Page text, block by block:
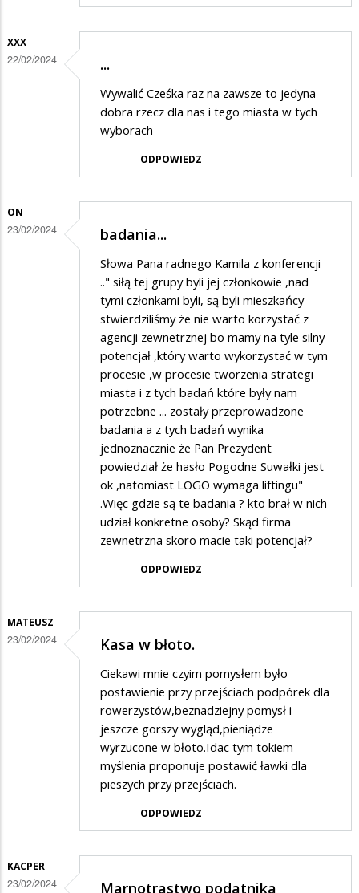
XXX
22/02/2024 ...
Wywalić Cześka raz na zawsze to jedyna
dobra rzecz dla nas i tego miasta w tych
wyborach
ODPOWIEDZ
ON
23/02/2024 badania...
Słowa Pana radnego Kamila z konferencji
.." siłą tej grupy byli jej członkowie ,nad
tymi członkami byli, są byli mieszkańcy
stwierdziliśmy że nie warto korzystać z
agencji zewnetrznej bo mamy na tyle silny
potencjał ,który warto wykorzystać w tym
procesie ,w procesie tworzenia strategi
miasta i z tych badań które były nam
potrzebne ... zostały przeprowadzone
badania a z tych badań wynika
jednoznacznie że Pan Prezydent
powiedział że hasło Pogodne Suwałki jest
ok ,natomiast LOGO wymaga liftingu"
.Więc gdzie są te badania ? kto brał w nich
udział konkretne osoby? Skąd firma
zewnetrzna skoro macie taki potencjał?
ODPOWIEDZ
MATEUSZ
23/02/2024 Kasa w błoto.
Ciekawi mnie czyim pomysłem było
postawienie przy przejściach podpórek dla
rowerzystów,beznadziejny pomysł i
jeszcze gorszy wygląd,pieniądze
wyrzucone w błoto.Idac tym tokiem
myślenia proponuje postawić ławki dla
pieszych przy przejściach.
ODPOWIEDZ
KACPER
23/02/2024 Marnotrastwo podatnika